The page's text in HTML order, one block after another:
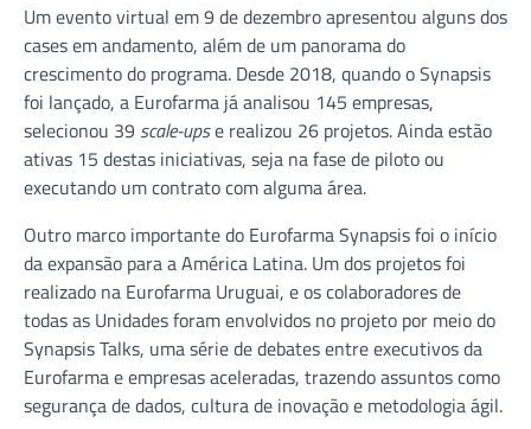
Um evento virtual em 9 de dezembro apresentou alguns dos
cases em andamento, além de um panorama do
crescimento do programa. Desde 2018, quando o Synapsis
foi lançado, a Eurofarma já analisou 145 empresas,
selecionou 39 scale-upse realizou 26 projetos. Ainda estão
ativas 15 destas iniciativas, seja na fase de piloto ou
executando um contrato com alguma área.
Outro marco importante do Eurofarma Synapsis foi o início
da expansão para a América Latina. Um dos projetos foi
realizado na Eurofarma Uruguai, e os colaboradores de
todas as Unidades foram envolvidos no projeto por meio do
Synapsis Talks, uma série de debates entre executivos da
Eurofarma e empresas aceleradas, trazendo assuntos como
segurança de dados, cultura de inovação e metodologia ágil.